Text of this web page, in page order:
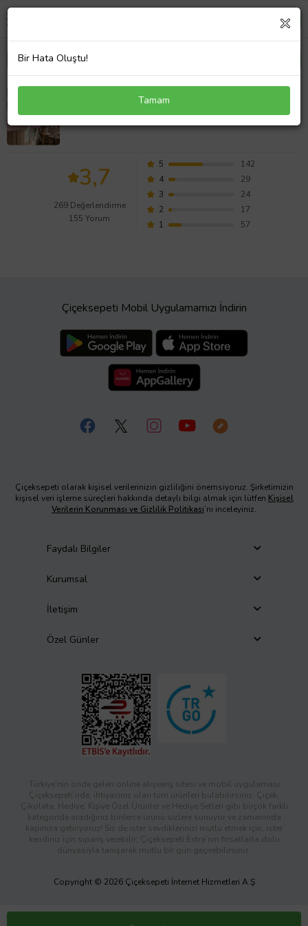
Lila Bukette Pembe Karanfiller ve Hüsnüyusuflar
Değerlendirmeleri
3,7
269 Değerlendirme
155 Yorum
5
142
4
29
3
24
2
17
1
57
Çiçeksepeti Mobil Uygulamamızı İndirin
Çiçeksepeti olarak kişisel verilerinizin gizliliğini önemsiyoruz. Şirketimizin
kişisel veri işleme süreçleri hakkında detaylı bilgi almak için lütfen Kişisel
Verilerin Korunması ve Gizlilik Politikası’nı inceleyiniz.
Faydalı Bilgiler
Kurumsal
İletişim
Özel Günler
Türkiye’nin önde gelen online alışveriş sitesi ve mobil uygulaması
Çiçeksepeti’nde, ihtiyacınız olan tüm ürünleri bulabilirsiniz. Çiçek,
Çikolata, Hediye, Kişiye Özel Ürünler ve Hediye Setleri gibi birçok farklı
kategoride aradığınız binlerce ürünü sizlere sunuyor ve zamanında
kapınıza getiriyoruz! Siz de ister sevdiklerinizi mutlu etmek için, ister
kendiniz için sipariş verebilir; Çiçeksepeti Extra’nın fırsatlarla dolu
dünyasıyla tanışarak mutlu bir gün geçirebilirsiniz.
Copyright © 2026 Çiçeksepeti İnternet Hizmetleri A.Ş
Bir Hata Oluştu!
Tamam